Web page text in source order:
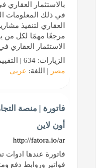
بالاستثمار العقاري
في ذلك المعلومات
مرجعًا مهمًا لكل
الاستثمار العقاري
الزيارات: 634 | التقييم: 0 | المقيّمين: 0 | الدولة:
مصر | اللغة: عربي
فاتورة | منصة
أون لاين
http://fatora.io/ar
فاتورة عندها
فواتير وروابط دفع